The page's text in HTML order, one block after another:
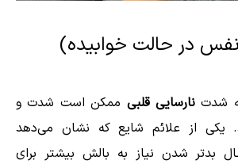
نفس در حالت خوابیده)
شدت نارسایی قلبی ممکن است شدت و
یکی از علائم شایع که نشان می‌دهد
بدتر شدن نیاز به بالش بیشتر برای